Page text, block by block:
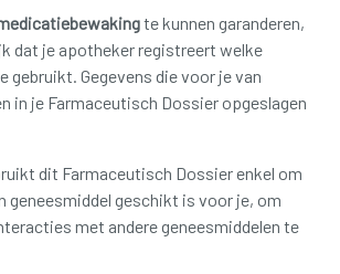
te kunnen garanderen,
dat je apotheker registreert welke
gebruikt. Gegevens die voor je van
in je Farmaceutisch Dossier opgeslagen
dit Farmaceutisch Dossier enkel om
geneesmiddel geschikt is voor je, om
met andere geneesmiddelen te